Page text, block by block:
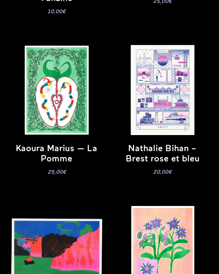
10,00€
Kaoura Marius — La
Pomme
25,00€
Nathalie Bihan –
Brest rose et bleu
20,00€